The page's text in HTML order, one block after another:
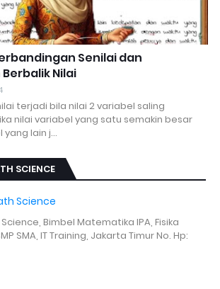
Senilai dan
Nilai
terjadi bila nilai 2 variabel saling
nilai variabel yang satu semakin besar
yang lain j…
SCIENCE
Bimbel Matematika IPA, Fisika
SMA, IT Training, Jakarta Timur No. Hp: